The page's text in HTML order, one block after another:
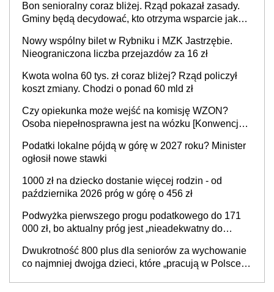
Bon senioralny coraz bliżej. Rząd pokazał zasady.
Gminy będą decydować, kto otrzyma wsparcie jako
Nowy wspólny bilet w Rybniku i MZK Jastrzębie.
Nieograniczona liczba przejazdów za 16 zł
Kwota wolna 60 tys. zł coraz bliżej? Rząd policzył
koszt zmiany. Chodzi o ponad 60 mld zł
Czy opiekunka może wejść na komisję WZON?
Osoba niepełnosprawna jest na wózku [Konwencja
Podatki lokalne pójdą w górę w 2027 roku? Minister
ogłosił nowe stawki
1000 zł na dziecko dostanie więcej rodzin - od
października 2026 próg w górę o 456 zł
Podwyżka pierwszego progu podatkowego do 171
000 zł, bo aktualny próg jest „nieadekwatny do
Dwukrotność 800 plus dla seniorów za wychowanie
co najmniej dwojga dzieci, które „pracują w Polsce i